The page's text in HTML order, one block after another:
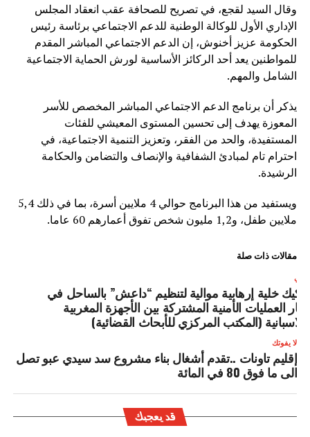
وقال السيد لقجع، في تصريح للصحافة عقب انعقاد المجلس
الإداري الأول للوكالة الوطنية للدعم الاجتماعي برئاسة رئيس
الحكومة عزيز أخنوش، إن الدعم الاجتماعي المباشر المقدم
للمواطنين يعد أحد الركائز الأساسية لورش الحماية الاجتماعية
الشامل والمهم.
يذكر أن برنامج الدعم الاجتماعي المباشر المخصص للأسر
المعوزة يهدف إلى تحسين المستوى المعيشي للفئات
المستفيدة، والحد من الفقر، وتعزيز التنمية الاجتماعية، في
احترام تام لمبادئ الشفافية والإنصاف والتضامن والحكامة
الرشيدة.
ويستفيد من هذا البرنامج حوالي 4 ملايين أسرة، بما في ذلك 5,4
ملايين طفل، و1,2 مليون شخص تفوق أعمارهم 60 عاما.
مقالات ذات صلة
خلية إرهابية موالية لتنظيم “داعش” بالساحل في
العمليات الأمنية المشتركة بين الأجهزة المغربية
(المكتب المركزي للأبحاث القضائية)
لا يفوتك
إقليم تاونات ..تقدم أشغال بناء مشروع سد سيدي عبو تصل
الى ما فوق 80 في المائة
قد يعجبك